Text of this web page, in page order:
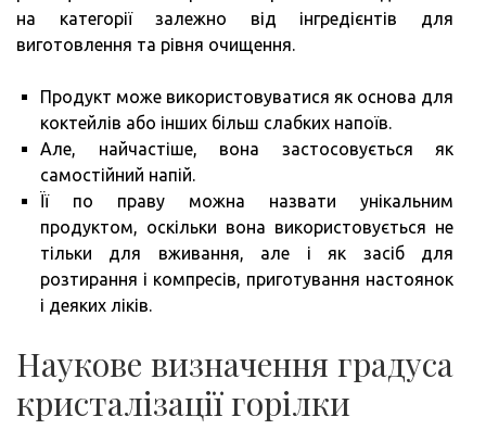
на категорії залежно від інгредієнтів для
виготовлення та рівня очищення.
Продукт може використовуватися як основа для
коктейлів або інших більш слабких напоїв.
Але, найчастіше, вона застосовується як
самостійний напій.
Її по праву можна назвати унікальним
продуктом, оскільки вона використовується не
тільки для вживання, але і як засіб для
розтирання і компресів, приготування настоянок
і деяких ліків.
Наукове визначення градуса
кристалізації горілки